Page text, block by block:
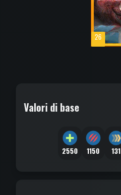
26
Valori di base
2550 1150 131